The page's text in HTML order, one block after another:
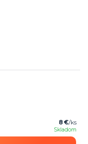
8 €/ks
Skladom